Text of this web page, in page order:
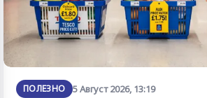
ПОЛЕЗНО 5 Август 2026, 13:19